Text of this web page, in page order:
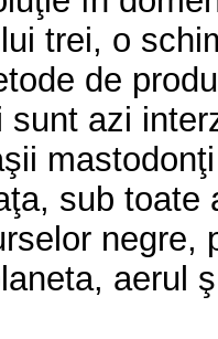
trei, o
de
azi
sub
negre,
aerul